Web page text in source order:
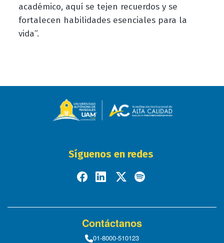
académico, aquí se tejen recuerdos y se
fortalecen habilidades esenciales para la
vida”.
Síguenos en redes
Contáctanos
01-8000-510123